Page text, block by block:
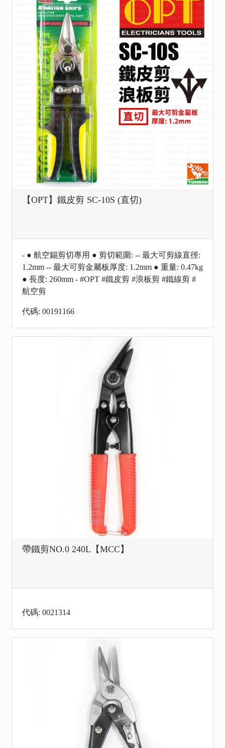
【OPT】鐵皮剪 SC-10S (直切)
- ● 航空錫剪切專用 ● 剪切範圍: -- 最大可剪線直徑:
1.2mm -- 最大可剪金屬板厚度: 1.2mm ● 重量: 0.47kg
● 長度: 260mm - #OPT #鐵皮剪 #浪板剪 #鐵線剪 #
航空剪
代碼: 00191166
帶鐵剪NO.0 240L【MCC】
代碼: 0021314